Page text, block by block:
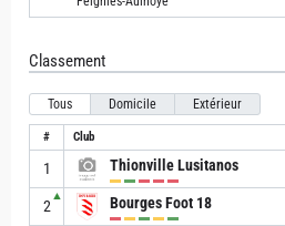
Classement
Tous Domicile Extérieur
# Club
1 Thionville Lusitanos
2
▲ Bourges Foot 18